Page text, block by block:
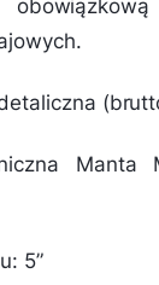
Manta
5”